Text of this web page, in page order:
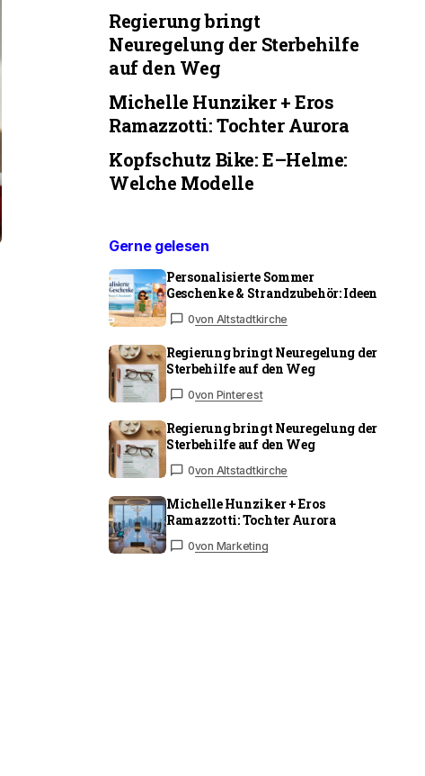
Regierung bringt
Neuregelung der Sterbehilfe
auf den Weg
Michelle Hunziker + Eros
Ramazzotti: Tochter Aurora
Kopfschutz Bike: E–Helme:
Welche Modelle
Gerne gelesen
Personalisierte Sommer
Geschenke & Strandzubehör: Ideen
0von Altstadtkirche
Regierung bringt Neuregelung der
Sterbehilfe auf den Weg
0von Pinterest
Regierung bringt Neuregelung der
Sterbehilfe auf den Weg
0von Altstadtkirche
Michelle Hunziker + Eros
Ramazzotti: Tochter Aurora
0von Marketing